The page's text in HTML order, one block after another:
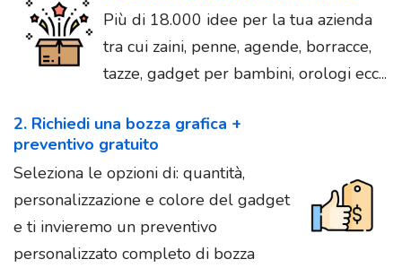
Più di 18.000 idee per la tua azienda
tra cui zaini, penne, agende, borracce,
tazze, gadget per bambini, orologi ecc...
2. Richiedi una bozza grafica +
preventivo gratuito
Seleziona le opzioni di: quantità,
personalizzazione e colore del gadget
e ti invieremo un preventivo
personalizzato completo di bozza